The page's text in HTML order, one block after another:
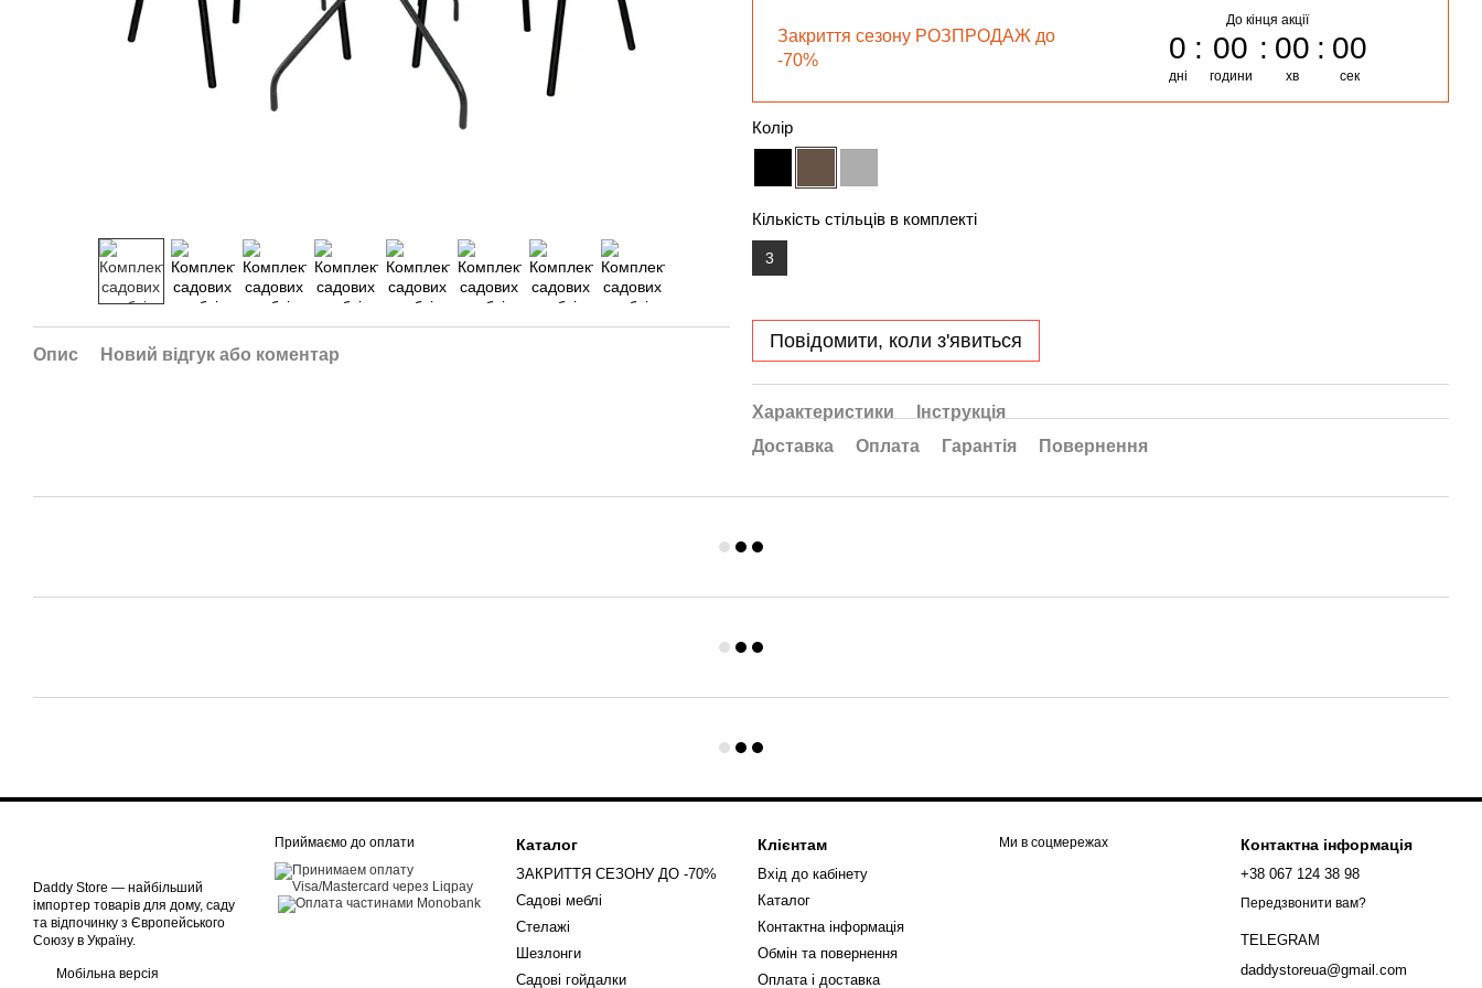
Опис Новий відгук або коментар
Закриття сезону РОЗПРОДАЖ до
-70%
До кінця акції
0
дні
00
години
00
хв
00
сек
Колір
Кількість стільців в комплекті
3
Повідомити, коли з'явиться
Характеристики
Інструкція
Доставка
Оплата Гарантія Повернення
Daddy Store — найбільший
імпортер товарів для дому, саду
та відпочинку з Європейського
Союзу в Україну.
Мобільна версія
Приймаємо до оплати Каталог
ЗАКРИТТЯ СЕЗОНУ ДО -70%
Садові меблі
Стелажі
Шезлонги
Садові гойдалки
Клієнтам
Вхід до кабінету
Каталог
Контактна інформація
Обмін та повернення
Оплата і доставка
Ми в соцмережах Контактна інформація
+38 067 124 38 98
Передзвонити вам?
TELEGRAM
daddystoreua@gmail.com